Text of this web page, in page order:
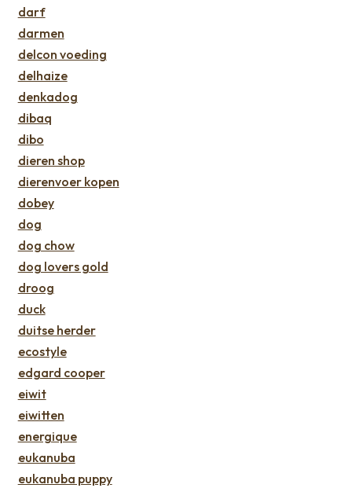
darf
darmen
delcon voeding
delhaize
denkadog
dibaq
dibo
dieren shop
dierenvoer kopen
dobey
dog
dog chow
dog lovers gold
droog
duck
duitse herder
ecostyle
edgard cooper
eiwit
eiwitten
energique
eukanuba
eukanuba puppy